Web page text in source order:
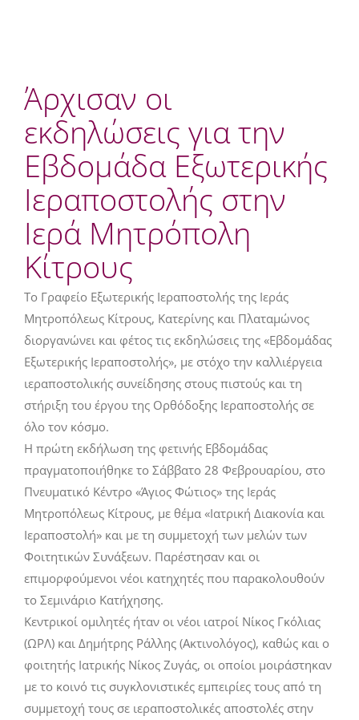
Άρχισαν οι
εκδηλώσεις για την
Εβδομάδα Εξωτερικής
Ιεραποστολής στην
Ιερά Μητρόπολη
Κίτρους
Το Γραφείο Εξωτερικής Ιεραποστολής της Ιεράς
Μητροπόλεως Κίτρους, Κατερίνης και Πλαταμώνος
διοργανώνει και φέτος τις εκδηλώσεις της «Εβδομάδας
Εξωτερικής Ιεραποστολής», με στόχο την καλλιέργεια
ιεραποστολικής συνείδησης στους πιστούς και τη
στήριξη του έργου της Ορθόδοξης Ιεραποστολής σε
όλο τον κόσμο.
Η πρώτη εκδήλωση της φετινής Εβδομάδας
πραγματοποιήθηκε το Σάββατο 28 Φεβρουαρίου, στο
Πνευματικό Κέντρο «Άγιος Φώτιος» της Ιεράς
Μητροπόλεως Κίτρους, με θέμα «Ιατρική Διακονία και
Ιεραποστολή» και με τη συμμετοχή των μελών των
Φοιτητικών Συνάξεων. Παρέστησαν και οι
επιμορφούμενοι νέοι κατηχητές που παρακολουθούν
το Σεμινάριο Κατήχησης.
Κεντρικοί ομιλητές ήταν οι νέοι ιατροί Νίκος Γκόλιας
(ΩΡΛ) και Δημήτρης Ράλλης (Ακτινολόγος), καθώς και ο
φοιτητής Ιατρικής Νίκος Ζυγάς, οι οποίοι μοιράστηκαν
με το κοινό τις συγκλονιστικές εμπειρίες τους από τη
συμμετοχή τους σε ιεραποστολικές αποστολές στην